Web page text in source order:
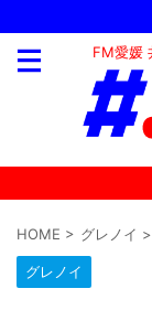
FM愛媛
HOME > グレノイ >
グレノイ